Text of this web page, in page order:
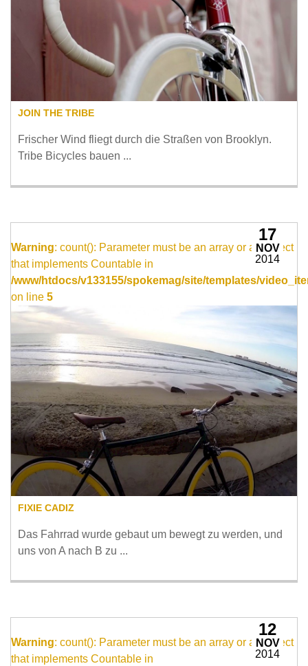
JOIN THE TRIBE
Frischer Wind fliegt durch die Straßen von Brooklyn.
Tribe Bicycles bauen ...
Warning: count(): Parameter must be an array or an object
that implements Countable in
/www/htdocs/v133155/spokemag/site/templates/
on line 5
FIXIE CADIZ
Das Fahrrad wurde gebaut um bewegt zu werden, und
uns von A nach B zu ...
17
NOV
2014
Warning: count(): Parameter must be an array or an object
that implements Countable in
12
NOV
2014